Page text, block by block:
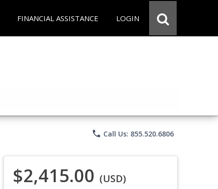
FINANCIAL ASSISTANCE LOGIN
phone Call Us: 855.520.6806
$2,415.00 (USD)